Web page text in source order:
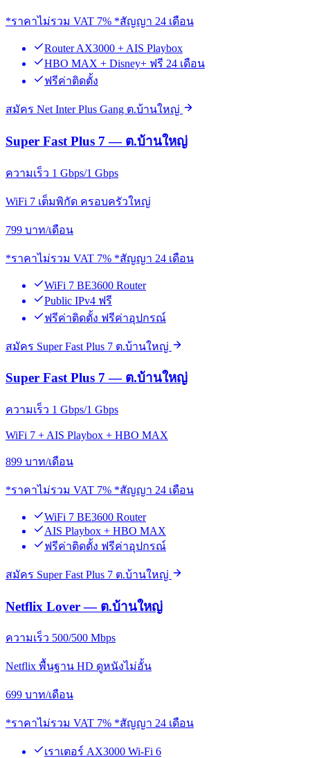
*ราคาไม่รวม VAT 7% *สัญญา 24 เดือน
Router AX3000 + AIS Playbox
HBO MAX + Disney+ ฟรี 24 เดือน
ฟรีค่าติดตั้ง
สมัคร Net Inter Plus Gang ต.บ้านใหญ่
Super Fast Plus 7 — ต.บ้านใหญ่
ความเร็ว 1 Gbps/1 Gbps
WiFi 7 เต็มพิกัด ครอบครัวใหญ่
799 บาท/เดือน
*ราคาไม่รวม VAT 7% *สัญญา 24 เดือน
WiFi 7 BE3600 Router
Public IPv4 ฟรี
ฟรีค่าติดตั้ง ฟรีค่าอุปกรณ์
สมัคร Super Fast Plus 7 ต.บ้านใหญ่
Super Fast Plus 7 — ต.บ้านใหญ่
ความเร็ว 1 Gbps/1 Gbps
WiFi 7 + AIS Playbox + HBO MAX
899 บาท/เดือน
*ราคาไม่รวม VAT 7% *สัญญา 24 เดือน
WiFi 7 BE3600 Router
AIS Playbox + HBO MAX
ฟรีค่าติดตั้ง ฟรีค่าอุปกรณ์
สมัคร Super Fast Plus 7 ต.บ้านใหญ่
Netflix Lover — ต.บ้านใหญ่
ความเร็ว 500/500 Mbps
Netflix พื้นฐาน HD ดูหนังไม่อั้น
699 บาท/เดือน
*ราคาไม่รวม VAT 7% *สัญญา 24 เดือน
เราเตอร์ AX3000 Wi-Fi 6